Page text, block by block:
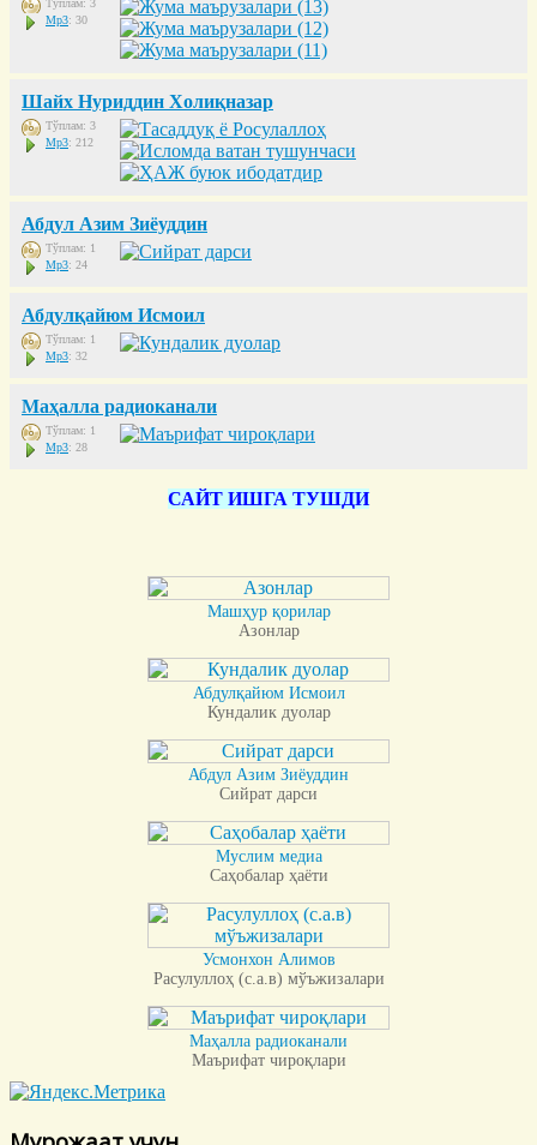
Тўплам: 3
Mp3: 30
Шайх Нуриддин Холиқназар
Тўплам: 3
Mp3: 212
Абдул Азим Зиёуддин
Тўплам: 1
Mp3: 24
Абдулқайюм Исмоил
Тўплам: 1
Mp3: 32
Маҳалла радиоканали
Тўплам: 1
Mp3: 28
САЙТ ИШГА ТУШДИ
Машҳур қорилар
Азонлар
Абдулқайюм Исмоил
Кундалик дуолар
Абдул Азим Зиёуддин
Сийрат дарси
Муслим медиа
Саҳобалар ҳаёти
Усмонхон Алимов
Расулуллоҳ (с.а.в) мўъжизалари
Маҳалла радиоканали
Маърифат чироқлари